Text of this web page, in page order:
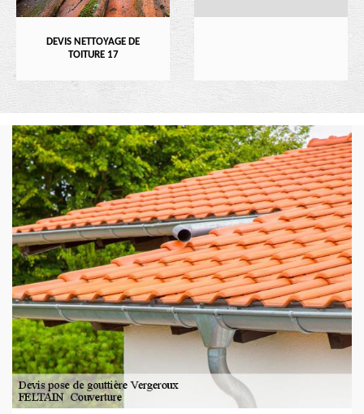
DEVIS NETTOYAGE DE
TOITURE 17